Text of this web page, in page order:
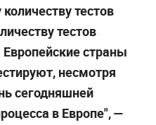
тестов
тестов
страны
несмотря
сегодняшней
в Европе", —